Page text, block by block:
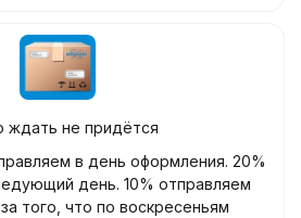
ждать не придётся
в день оформления. 20%
день. 10% отправляем
того, что по воскресеньям